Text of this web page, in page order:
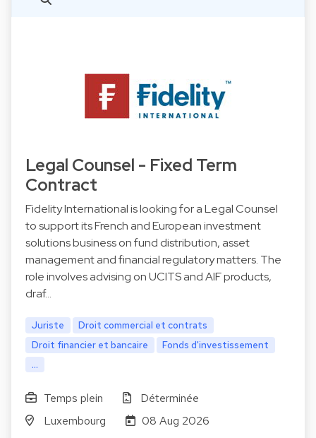
Legal Counsel - Fixed Term
Contract
Fidelity International is looking for a Legal Counsel
to support its French and European investment
solutions business on fund distribution, asset
management and financial regulatory matters. The
role involves advising on UCITS and AIF products,
draf…
Juriste
Droit commercial et contrats
Droit financier et bancaire
Fonds d'investissement
...
Temps plein
Déterminée
Luxembourg
08 Aug 2026